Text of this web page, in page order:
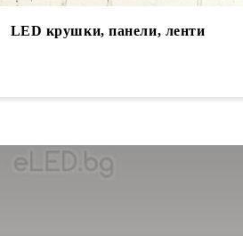
LED крушки, панели, ленти